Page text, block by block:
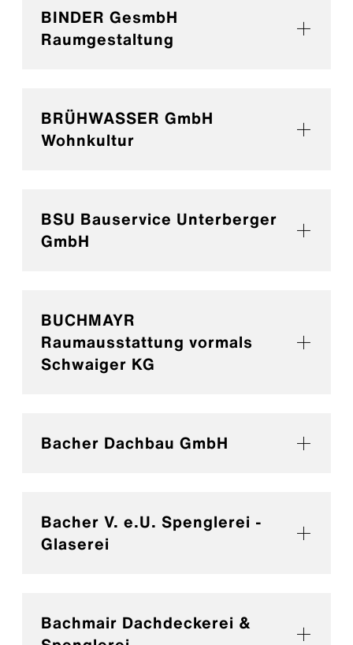
BINDER GesmbH
Raumgestaltung
BRÜHWASSER GmbH
Wohnkultur
BSU Bauservice Unterberger
GmbH
BUCHMAYR
Raumausstattung vormals
Schwaiger KG
Bacher Dachbau GmbH
Bacher V. e.U. Spenglerei -
Glaserei
Bachmair Dachdeckerei &